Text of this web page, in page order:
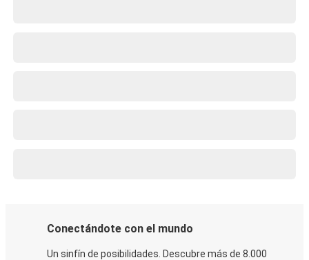
Conectándote con el mundo
Un sinfín de posibilidades. Descubre más de 8.000